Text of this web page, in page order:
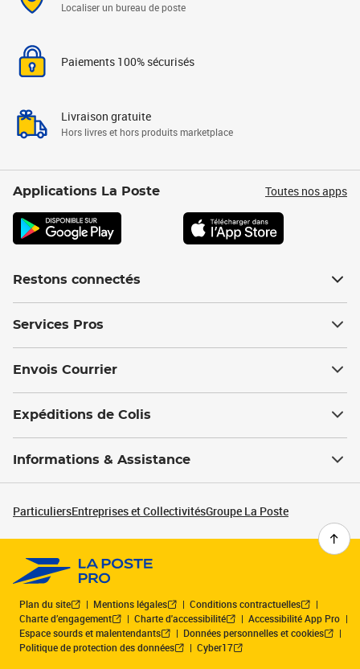
Localiser un bureau de poste
Paiements 100% sécurisés
Livraison gratuite
Hors livres et hors produits marketplace
Applications La Poste Toutes nos apps
Restons connectés
Services Pros
Envois Courrier
Expéditions de Colis
Informations & Assistance
ParticuliersEntreprises et CollectivitésGroupe La Poste
Plan du site Mentions légales
Conditions contractuelles
Charte d’engagement
Charte d'accessibilité
Accessibilité App Pro
Espace sourds et malentendants
Données personnelles et cookies
Politique de protection des données
Cyber17